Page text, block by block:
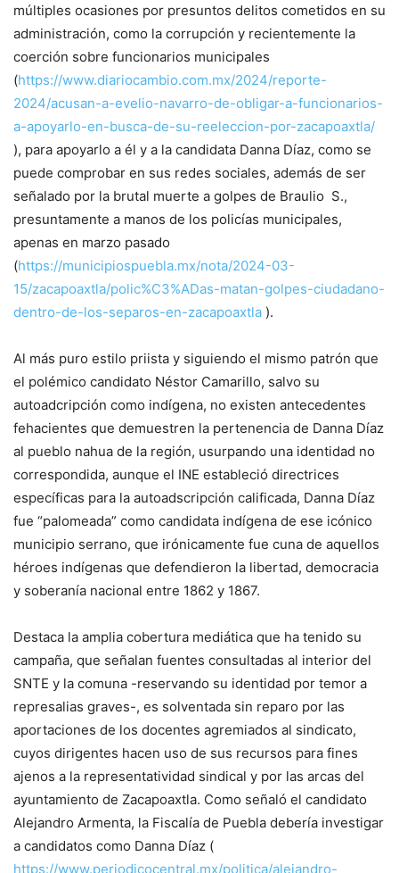
múltiples ocasiones por presuntos delitos cometidos en su
administración, como la corrupción y recientemente la
coerción sobre funcionarios municipales
(https://www.diariocambio.com.mx/2024/reporte-
2024/acusan-a-evelio-navarro-de-obligar-a-funcionarios-
a-apoyarlo-en-busca-de-su-reeleccion-por-zacapoaxtla/
), para apoyarlo a él y a la candidata Danna Díaz, como se
puede comprobar en sus redes sociales, además de ser
señalado por la brutal muerte a golpes de Braulio S.,
presuntamente a manos de los policías municipales,
apenas en marzo pasado
(https://municipiospuebla.mx/nota/2024-03-
15/zacapoaxtla/polic%C3%ADas-matan-golpes-ciudadano-
dentro-de-los-separos-en-zacapoaxtla ).
Al más puro estilo priista y siguiendo el mismo patrón que
el polémico candidato Néstor Camarillo, salvo su
autoadcripción como indígena, no existen antecedentes
fehacientes que demuestren la pertenencia de Danna Díaz
al pueblo nahua de la región, usurpando una identidad no
correspondida, aunque el INE estableció directrices
específicas para la autoadscripción calificada, Danna Díaz
fue “palomeada” como candidata indígena de ese icónico
municipio serrano, que irónicamente fue cuna de aquellos
héroes indígenas que defendieron la libertad, democracia
y soberanía nacional entre 1862 y 1867.
Destaca la amplia cobertura mediática que ha tenido su
campaña, que señalan fuentes consultadas al interior del
SNTE y la comuna -reservando su identidad por temor a
represalias graves-, es solventada sin reparo por las
aportaciones de los docentes agremiados al sindicato,
cuyos dirigentes hacen uso de sus recursos para fines
ajenos a la representatividad sindical y por las arcas del
ayuntamiento de Zacapoaxtla. Como señaló el candidato
Alejandro Armenta, la Fiscalía de Puebla debería investigar
a candidatos como Danna Díaz (
https://www.periodicocentral.mx/politica/alejandro-